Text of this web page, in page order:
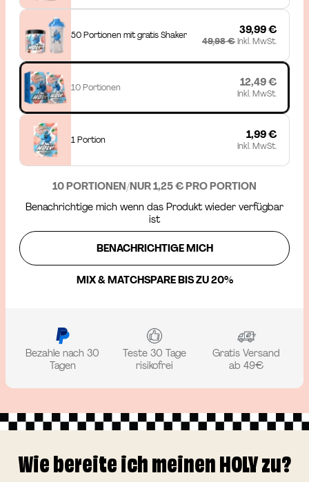
50 Portionen mit gratis Shaker 39,99 €
49,98 €Inkl. MwSt.
10 Portionen 12,49 €
Inkl. MwSt.
1 Portion 1,99 €
Inkl. MwSt.
10 PORTIONEN/NUR 1,25 € PRO PORTION
Benachrichtige mich wenn das Produkt wieder verfügbar
ist
BENACHRICHTIGE MICH
MIX & MATCHSPARE BIS ZU 20%
Bezahle nach 30
Tagen
Teste 30 Tage
risikofrei
Gratis Versand
ab 49€
Wie bereite ich meinen HOLY zu?